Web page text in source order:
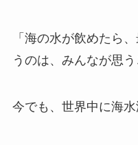
「海の水が飲めたら
うのは、みんなが思う
今でも、世界中に海水